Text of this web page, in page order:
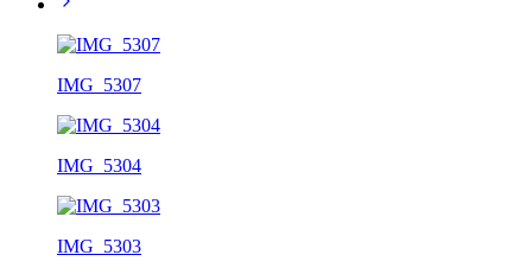
IMG_5307
IMG_5304
IMG_5303